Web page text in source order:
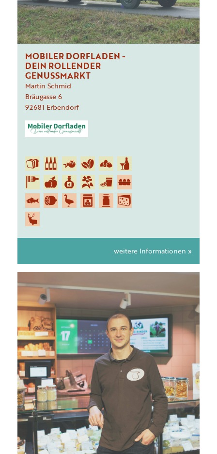
MOBILER DORFLADEN -
DEIN ROLLENDER
GENUSSMARKT
Martin Schmid
Bräugasse6
92681 Erbendorf
weitere Informationen »